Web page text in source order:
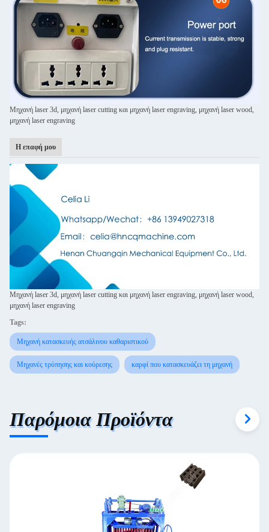
Μηχανή laser 3d, μηχανή laser cutting και μηχανή laser engraving, μηχανή laser wood,
μηχανή laser engraving
Η επαφή μου
Μηχανή laser 3d, μηχανή laser cutting και μηχανή laser engraving, μηχανή laser wood,
μηχανή laser engraving
Tags:
Μηχανή κατασκευής ατσάλινου καθαριστικού
Μηχανές τρύπησης και κούρεσης καρφί που κατασκευάζει τη μηχανή
Παρόμοια Προϊόντα